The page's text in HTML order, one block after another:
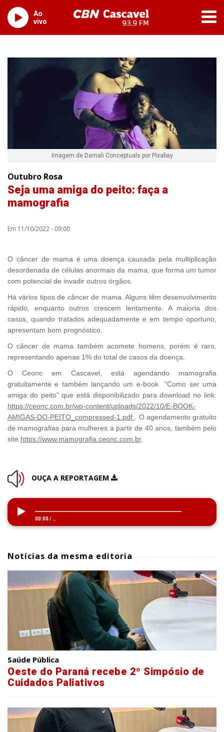
Ao
vivo
Imagem de Damali Conceptuals por Pixabay
Outubro Rosa
Seja uma amiga do peito: faça a
mamografia
Em 11/10/2022 - 09:00
O câncer de mama é uma doença causada pela multiplicação
desordenada de células anormais da mama, que forma um tumor
com potencial de invadir outros órgãos.
Há vários tipos de câncer de mama. Alguns têm desenvolvimento
rápido, enquanto outros crescem lentamente. A maioria dos
casos, quando tratados adequadamente e em tempo oportuno,
apresentam bom prognóstico.
O câncer de mama também acomete homens, porém é raro,
representando apenas 1% do total de casos da doença.
O Ceonc em Cascavel, está agendando mamografia
gratuitamente e também lançando um e-book “Como ser uma
amiga do peito” que está disponibilizado para download no link:
https://ceonc.com.br/wp-content/uploads/2022/10/E-BOOK-
AMIGAS-DO-PEITO_compressed-1.pdf
. O agendamento gratuito
de mamografias para mulheres a partir de 40 anos, também pelo
site https://www.mamografia.ceonc.com.br.
OUÇA A REPORTAGEM
00:00/…
Notícias da mesma editoria
Saúde Pública
Oeste do Paraná recebe 2º Simpósio de
Cuidados Paliativos